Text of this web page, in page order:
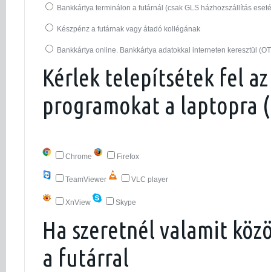
Bankkártya terminálon a futárnál (csak GLS házhozszállítás
Készpénz a futárnak vagy átadó kollégának
Bankkártya online. Bankkártya adatokkal interneten keresztül
Kérlek telepítsétek fel
programokat a laptopra
Chrome Firefox
TeamViewer VLC player
XnView Skype
Ha szeretnél valamit
a futárral